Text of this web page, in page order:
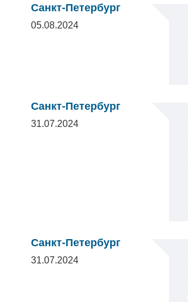
Санкт-Петербург
05.08.2024
Санкт-Петербург
31.07.2024
Санкт-Петербург
31.07.2024